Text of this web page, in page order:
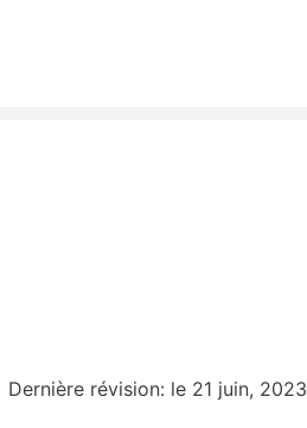
Dernière révision: le 21 juin, 2023